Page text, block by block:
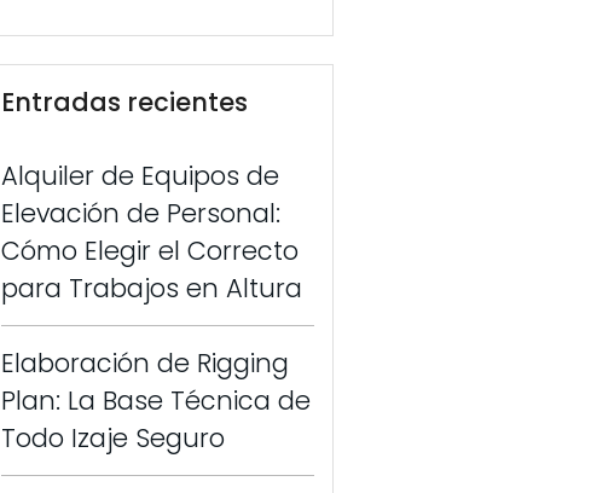
Entradas recientes
Alquiler de Equipos de
Elevación de Personal:
Cómo Elegir el Correcto
para Trabajos en Altura
Elaboración de Rigging
Plan: La Base Técnica de
Todo Izaje Seguro